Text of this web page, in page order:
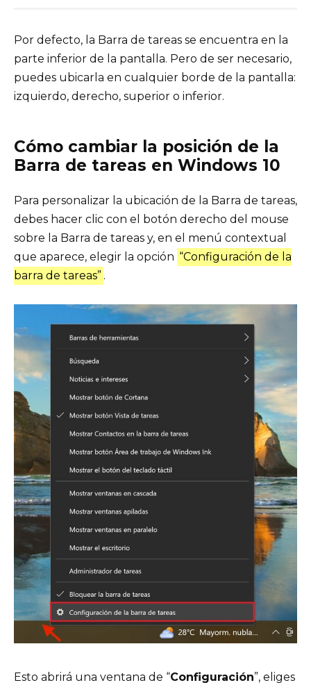
Por defecto, la Barra de tareas se encuentra en la
parte inferior de la pantalla. Pero de ser necesario,
puedes ubicarla en cualquier borde de la pantalla:
izquierdo, derecho, superior o inferior.
Cómo cambiar la posición de la
Barra de tareas en Windows 10
Para personalizar la ubicación de la Barra de tareas,
debes hacer clic con el botón derecho del mouse
sobre la Barra de tareas y, en el menú contextual
que aparece, elegir la opción “Configuración de la
barra de tareas” .
Esto abrirá una ventana de “Configuración”, eliges